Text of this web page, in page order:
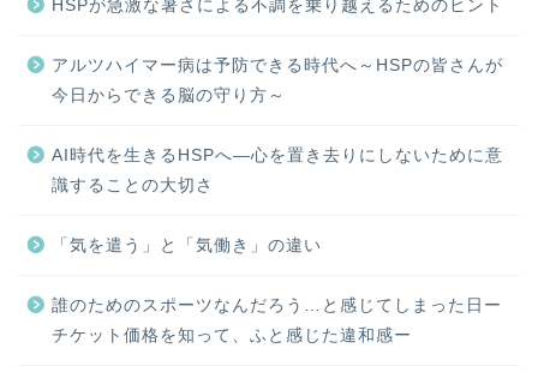
HSPが急激な暑さによる不調を乗り越えるためのヒント
アルツハイマー病は予防できる時代へ～HSPの皆さんが
今日からできる脳の守り方～
AI時代を生きるHSPへ―心を置き去りにしないために意
識することの大切さ
「気を遣う」と「気働き」の違い
誰のためのスポーツなんだろう…と感じてしまった日ー
チケット価格を知って、ふと感じた違和感ー